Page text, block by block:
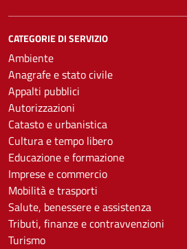
CATEGORIE DI SERVIZIO
Ambiente
Anagrafe e stato civile
Appalti pubblici
Autorizzazioni
Catasto e urbanistica
Cultura e tempo libero
Educazione e formazione
Imprese e commercio
Mobilità e trasporti
Salute, benessere e assistenza
Tributi, finanze e contravvenzioni
Turismo